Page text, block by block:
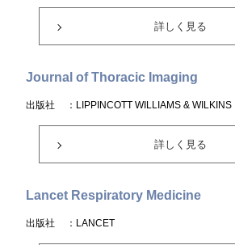
詳しく見る
Journal of Thoracic Imaging
出版社 ：LIPPINCOTT WILLIAMS & WILKINS
詳しく見る
Lancet Respiratory Medicine
出版社 ：LANCET